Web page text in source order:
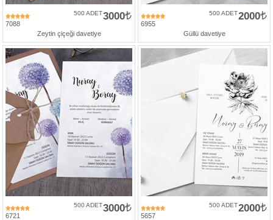
7088
3000
500 ADET
Zeytin çiçeği davetiye
6955
2000
500 ADET
Güllü davetiye
6721
3000
500 ADET
5657
2000
500 ADET